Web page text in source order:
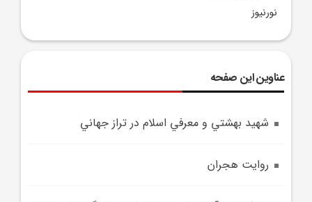
نورنيوز
عناوین این صفحه
شهيد بهشتي و معرفي اسلام در تراز جهاني
روايت هجران